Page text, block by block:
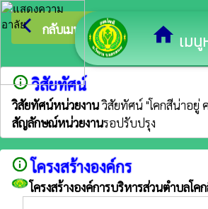
home เม
arrow_back_ios กลับเมนูหลัก
info_outlineวิสัยทัศน์
วิสัยทัศน์หน่วยงานวิสัยทัศน์ "โคกสีน่าอยู่
สัญลักษณ์หน่วยงานรอปรับปรุง
info_outline โครงสร้างองค์กร
โครงสร้างองค์การบริหารส่วนตำบลโค